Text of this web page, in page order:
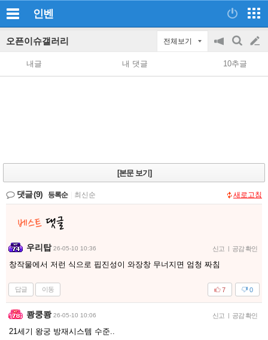
인벤
오픈이슈갤러리 전체보기
공
지
on/off
검
색
글
쓰
내글 내 댓글 10추글
[본문 보기]
댓글(9) 등록순 최신순 새로고침
우리탑 26-05-10 10:36 신고 | 공감 확인
창작물에서 저런 식으로 핍진성이 와장창 무너지면 엄청 짜침
답글 이동 0
7
쾅쿵쾅 26-05-10 10:06 신고 | 공감 확인
21세기 왕궁 방재시스템 수준..